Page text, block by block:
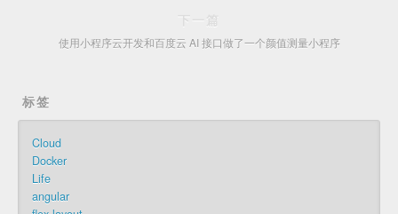
下一篇
使用小程序云开发和百度云 AI 接口做了一个颜值测量小程序
标签
Cloud
Docker
Life
angular